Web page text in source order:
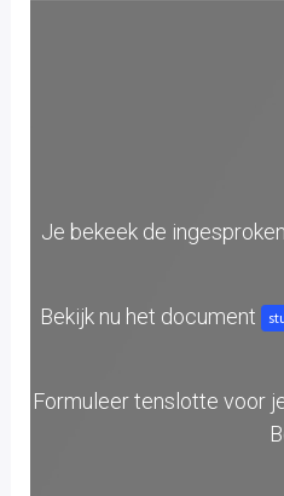
Je bekeek de
Bekijk nu het document
Formuleer tenslotte voor